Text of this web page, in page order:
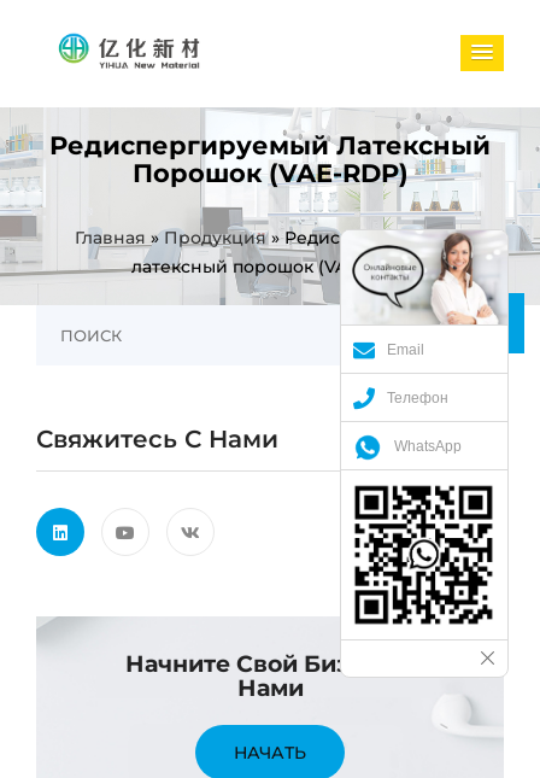
Редиспергируемый Латексный
Порошок (VAE-RDP)
Главная »Продукция»Редиспергируемый
латексный порошок (VAE-RDP)
Свяжитесь С Нами
Начните Свой Бизнес С
Нами
НАЧАТЬ
Email
Телефон
WhatsApp